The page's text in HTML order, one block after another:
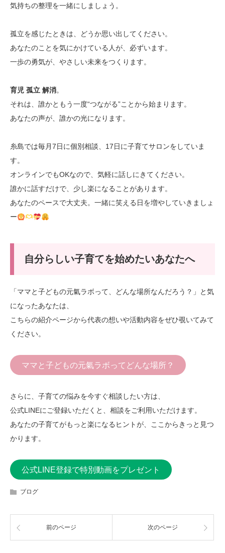
気持ちの整理を一緒にしましょう。
孤立を感じたときは、どうか思い出してください。
あなたのことを気にかけている人が、必ずいます。
一歩の勇気が、やさしい未来をつくります。
育児 孤立 解消。
それは、誰かともう一度“つながる”ことから始まります。
あなたの声が、誰かの光になります。
糸島では毎月7日に個別相談、17日に子育てサロンをしていま
す。
オンラインでもOKなので、気軽に話しにきてください。
誰かに話すだけで、少し楽になることがあります。
あなたのペースで大丈夫。一緒に笑える日を増やしていきましょ
ー
自分らしい子育てを始めたいあなたへ
「ママと子どもの元氣ラボって、どんな場所なんだろう？」と気
になったあなたは、
こちらの紹介ページから代表の想いや活動内容をぜひ覗いてみて
ください。
ママと子どもの元氣ラボってどんな場所？
さらに、子育ての悩みを今すぐ相談したい方は、
公式LINEにご登録いただくと、相談をご利用いただけます。
あなたの子育てがもっと楽になるヒントが、ここからきっと見つ
かります。
公式LINE登録で特別動画をプレゼント
ブログ
前のページ 次のページ